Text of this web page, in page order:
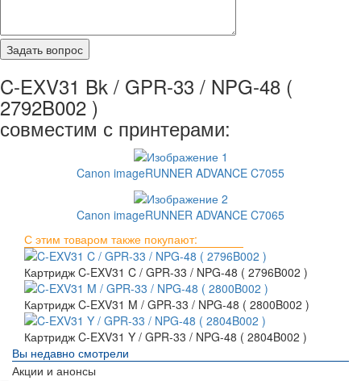
C-EXV31 Bk / GPR-33 / NPG-48 (
2792B002 )
совместим с принтерами:
Canon imageRUNNER ADVANCE C7055
Canon imageRUNNER ADVANCE C7065
С этим товаром также покупают:
Картридж C-EXV31 C / GPR-33 / NPG-48 ( 2796B002 )
Картридж C-EXV31 M / GPR-33 / NPG-48 ( 2800B002 )
Картридж C-EXV31 Y / GPR-33 / NPG-48 ( 2804B002 )
Вы недавно смотрели
Акции и анонсы